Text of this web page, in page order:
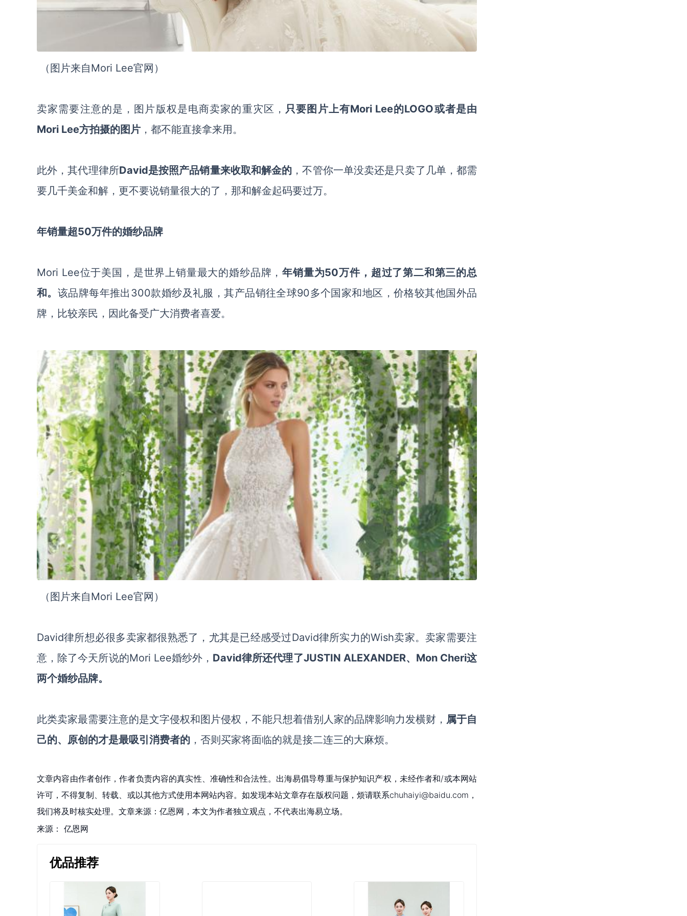
（图片来自Mori Lee官网 ）
卖家需要注意的是，图片版权是电商卖家的重灾区， 只要图片上有Mori Lee的LOGO或者是由
Mori Lee方拍摄的图片 ，都不能直接拿来用。
此外，其代理律所David是按照产品销量来收取和解金的 ，不管你一单没卖还是只卖了几单，都需
要几千美金和解，更不要说销量很大的了，那和解金起码要过万。
年销量超50万件的婚纱品牌
Mori Lee位于美国，是世界上销量最大的婚纱品牌，年销量为50万件，超过了第二和第三的总
和。 该品牌每年推出 300款婚纱及礼服，其产品销往全球90多个国家和地区，价格较其他国外品
牌，比较亲民，因此备受广大消费者喜爱。
（图片来自Mori Lee官网 ）
David律所想必很多卖家都很熟悉了，尤其是已经感受过David律所实力的Wish卖家。卖家需要注
意，除了今天所说的Mori Lee婚纱外， David律所还代理了JUSTIN ALEXANDER、Mon Cheri这
两个婚纱品牌。
此类卖家最需要注意的是文字侵权和图片侵权，不能只想着借别人家的品牌影响力发横财， 属于自
己的、原创的才是最吸引消费者的 ，否则买家将面临的就是接二连三的大麻烦。
文章内容由作者创作，作者负责内容的真实性、准确性和合法性。出海易倡导尊重与保护知识产权，未经作者和/或本网站
许可，不得复制、转载、或以其他方式使用本网站内容。如发现本站文章存在版权问题，烦请联系chuhaiyi@baidu.com，
我们将及时核实处理。文章来源：亿恩网，本文为作者独立观点，不代表出海易立场。
来源： 亿恩网
优品推荐